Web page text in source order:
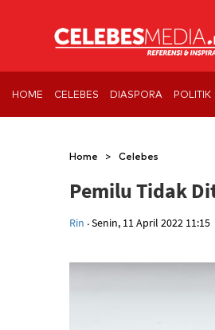
HOME CELEBES DIASPORA POLITIK
Home > Celebes
Pemilu Tidak
Rin .Senin, 11 April 2022 11:15